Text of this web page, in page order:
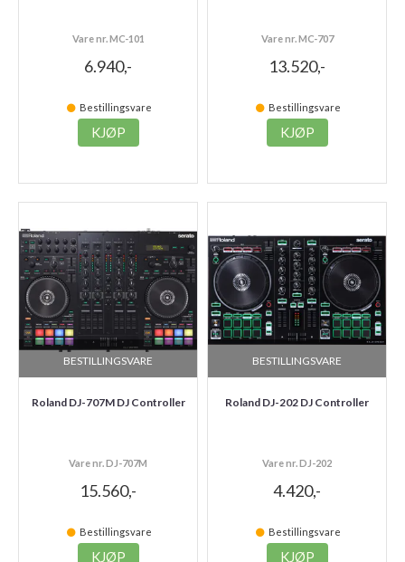
Vare nr. MC-101
6.940,-
Bestillingsvare
KJØP
Vare nr. MC-707
13.520,-
Bestillingsvare
KJØP
BESTILLINGSVARE
Roland DJ-707M DJ Controller
Vare nr. DJ-707M
15.560,-
Bestillingsvare
KJØP
BESTILLINGSVARE
Roland DJ-202 DJ Controller
Vare nr. DJ-202
4.420,-
Bestillingsvare
KJØP